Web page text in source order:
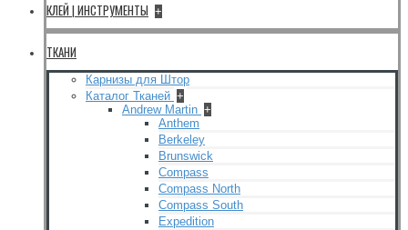
КЛЕЙ | ИНСТРУМЕНТЫ +
ТКАНИ
Карнизы для Штор
Каталог Тканей +
Andrew Martin +
Anthem
Berkeley
Brunswick
Compass
Compass North
Compass South
Expedition